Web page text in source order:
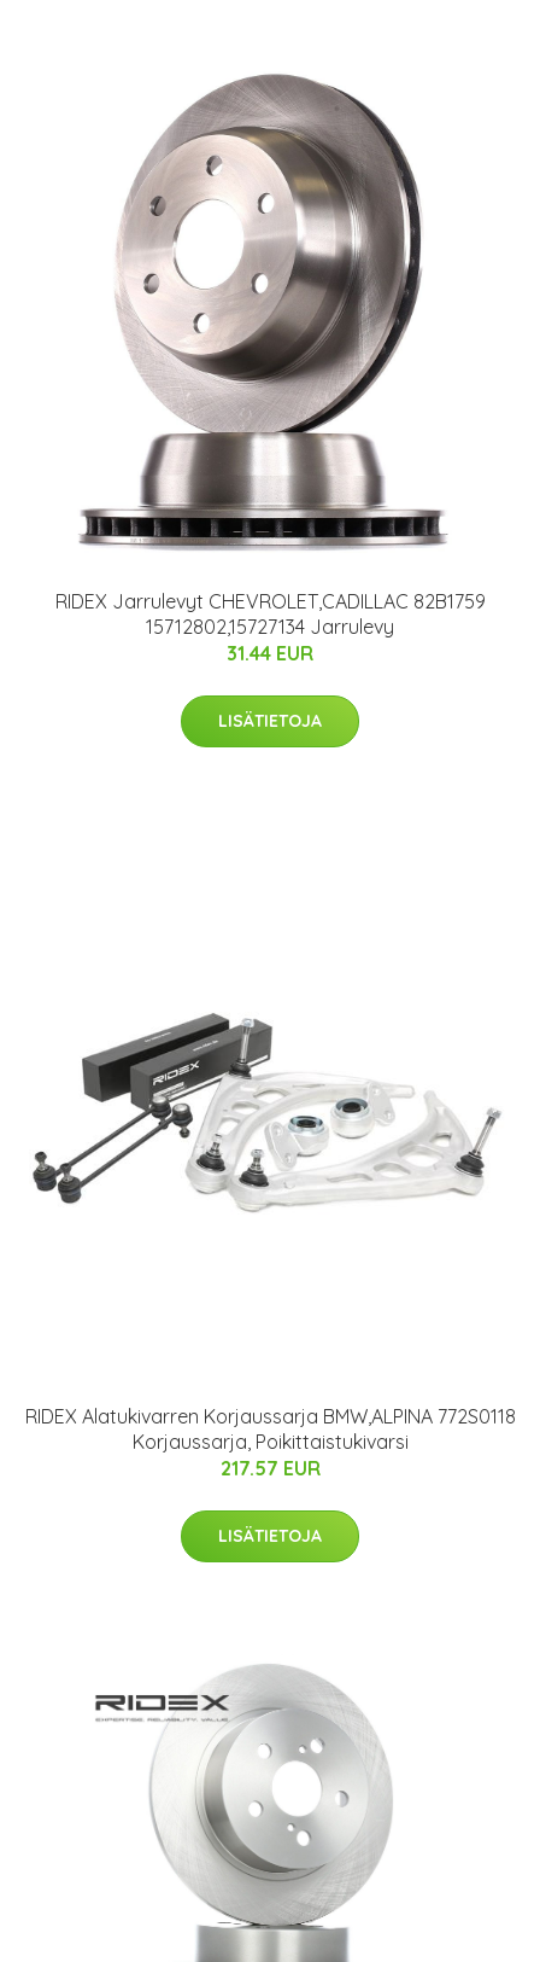
RIDEX Jarrulevyt CHEVROLET,CADILLAC 82B1759
15712802,15727134 Jarrulevy
31.44 EUR
LISÄTIETOJA
RIDEX Alatukivarren Korjaussarja BMW,ALPINA 772S0118
Korjaussarja, Poikittaistukivarsi
217.57 EUR
LISÄTIETOJA